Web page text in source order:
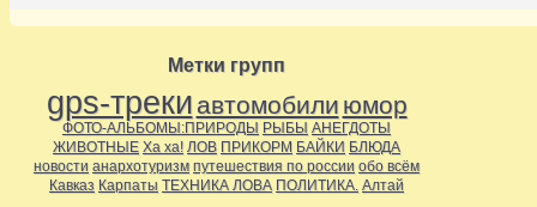
Метки групп
gps-треки автомобили юмор
ФОТО-АЛЬБОМЫ:ПРИРОДЫ РЫБЫ АНЕГДОТЫ
ЖИВОТНЫЕ Ха ха! ЛОВ ПРИКОРМ БАЙКИ БЛЮДА
новости анархотуризм путешествия по россии обо всём
Кавказ Карпаты ТЕХНИКА ЛОВА ПОЛИТИКА. Алтай